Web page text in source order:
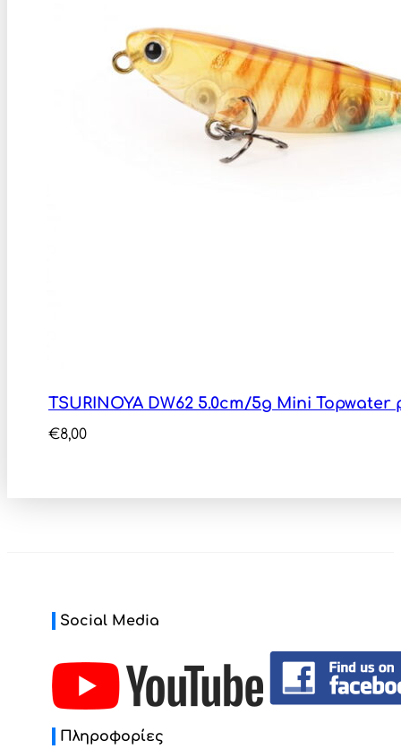
TSURINOYA DW62 5.0cm/5g Mini Topwater
€8,00
Social Media
Πληροφορίες